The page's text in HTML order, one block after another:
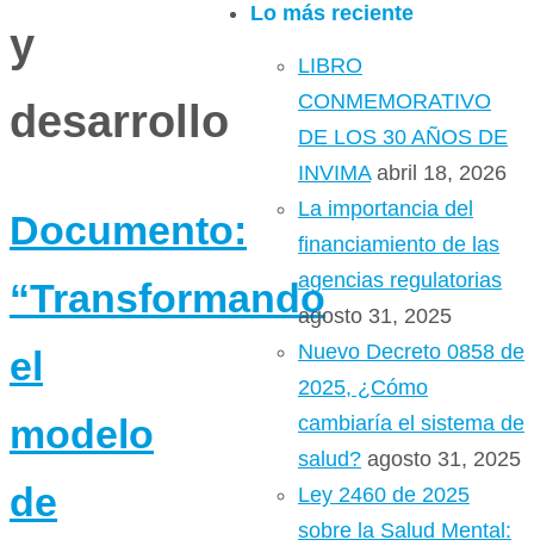
y
desarrollo
Documento:
“Transformando
el
modelo
de
Lo más reciente
LIBRO
CONMEMORATIVO
DE LOS 30 AÑOS DE
INVIMA abril 18, 2026
La importancia del
financiamiento de las
agencias regulatorias
agosto 31, 2025
Nuevo Decreto 0858 de
2025, ¿Cómo
cambiaría el sistema de
salud? agosto 31, 2025
Ley 2460 de 2025
sobre la Salud Mental: